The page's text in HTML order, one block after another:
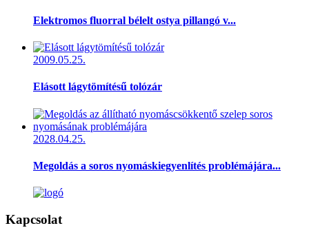
Elektromos fluorral bélelt ostya pillangó v...
2009.05.25.
Elásott lágytömítésű tolózár
2028.04.25.
Megoldás a soros nyomáskiegyenlítés problémájára...
Kapcsolat